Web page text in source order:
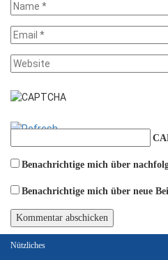
Benachrichtige mich über
Benachrichtige mich über neue
Nützliches